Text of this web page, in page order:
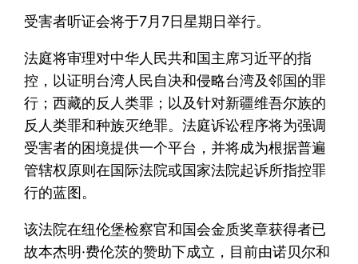
受害者听证会将于7月7日星期日举行。
法庭将审理对中华人民共和国主席习近平的指
控，以证明台湾人民自决和侵略台湾及邻国的罪
行；西藏的反人类罪；以及针对新疆维吾尔族的
反人类罪和种族灭绝罪。法庭诉讼程序将为强调
受害者的困境提供一个平台，并将成为根据普遍
管辖权原则在国际法院或国家法院起诉所指控罪
行的蓝图。
该法院在纽伦堡检察官和国会金质奖章获得者已
故本杰明·费伦茨的赞助下成立，目前由诺贝尔和